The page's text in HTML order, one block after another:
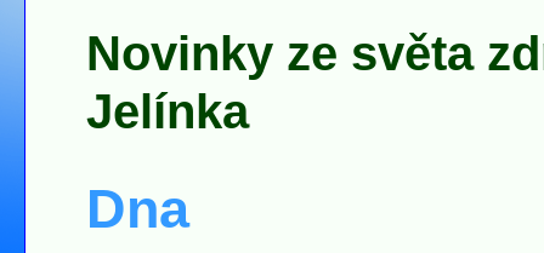
Novinky ze světa
Jelínka
Dna